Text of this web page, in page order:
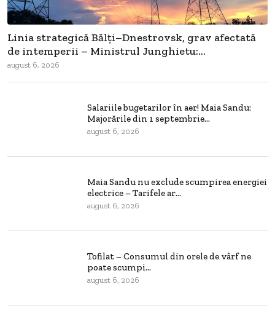
Linia strategică Bălți–Dnestrovsk, grav afectată
de intemperii – Ministrul Junghietu:...
august 6, 2026
Salariile bugetarilor în aer! Maia Sandu:
Majorările din 1 septembrie...
august 6, 2026
Maia Sandu nu exclude scumpirea energiei
electrice – Tarifele ar...
august 6, 2026
Tofilat – Consumul din orele de vârf ne
poate scumpi...
august 6, 2026